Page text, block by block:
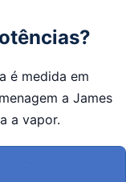
é medida em
a James
a vapor.